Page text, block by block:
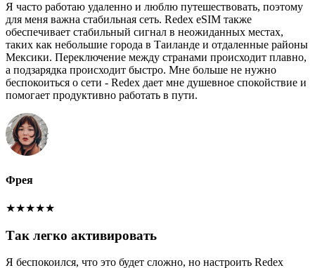
Я часто работаю удаленно и люблю путешествовать, поэтому
для меня важна стабильная сеть. Redex eSIM также
обеспечивает стабильный сигнал в неожиданных местах,
таких как небольшие города в Таиланде и отдаленные районы
Мексики. Переключение между странами происходит плавно,
а подзарядка происходит быстро. Мне больше не нужно
беспокоиться о сети - Redex дает мне душевное спокойствие и
помогает продуктивно работать в пути.
Фрея
★★★★★
Так легко активировать
Я беспокоился, что это будет сложно, но настроить Redex